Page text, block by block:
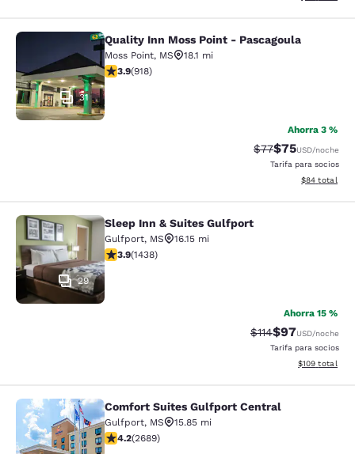
Quality Inn Moss Point - Pascagoula
31
Quality Inn Moss Point - Pascagoula
Moss Point, MS
18.1 mi
calificación de 3.88 estrellas. Bueno. 918 reseñas
3.9(918)
Ahorra 3 %
Precio tachado:
$77Precio con
$75USD/noche
Tarifa para socios
Ver detalles
$84 total
Sleep Inn & Suites Gulfport
29
Sleep Inn & Suites Gulfport
Gulfport, MS
16.15 mi
calificación de 3.85 estrellas. Bueno. 1438 reseñas
3.9(1438)
Ahorra 15 %
Precio tachado:
$114Precio con
$97USD/noche
Tarifa para socios
Ver detalles
$109 total
Comfort Suites Gulfport Central
Comfort Suites Gulfport Central
Gulfport, MS
15.85 mi
calificación de 4.15 estrellas. Muy bueno. 2689
4.2(2689)